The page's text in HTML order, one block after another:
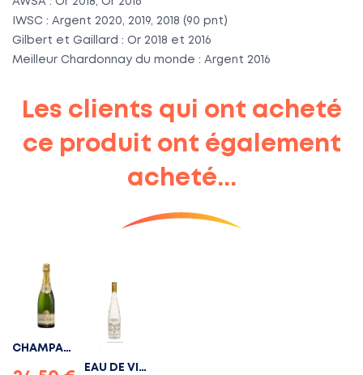
IWSC : Argent 2020, 2019, 2018 (90 pnt)
Gilbert et Gaillard : Or 2018 et 2016
Meilleur Chardonnay du monde : Argent 2016
Les clients qui ont acheté
ce produit ont également
acheté...
CHAMPAGNE
BRUT EAU DE VIE